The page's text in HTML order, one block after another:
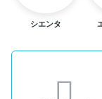
シエンタ